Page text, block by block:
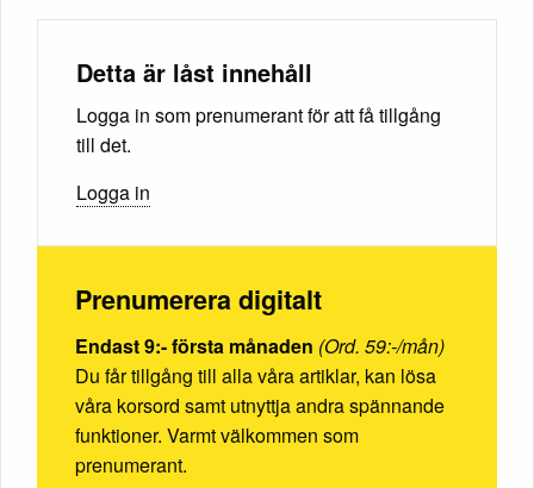
Detta är låst innehåll
Logga in som prenumerant för att få tillgång
till det.
Logga in
Prenumerera digitalt
Endast 9:- första månaden (Ord. 59:-/mån)
Du får tillgång till alla våra artiklar, kan lösa
våra korsord samt utnyttja andra spännande
funktioner. Varmt välkommen som
prenumerant.